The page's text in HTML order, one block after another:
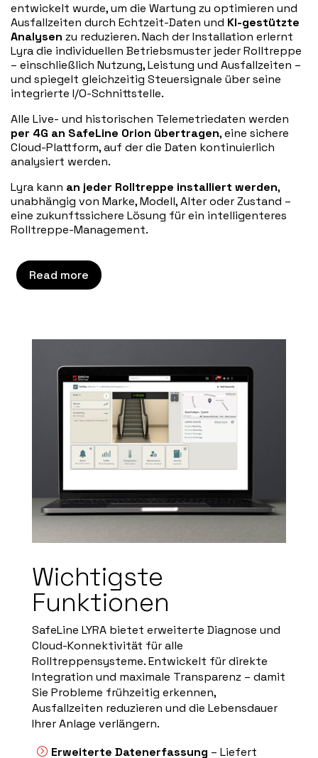
entwickelt wurde, um die Wartung zu optimieren und
Ausfallzeiten durch Echtzeit-Daten und KI-gestützte
Analysen zu reduzieren. Nach der Installation erlernt
Lyra die individuellen Betriebsmuster jeder Rolltreppe
– einschließlich Nutzung, Leistung und Ausfallzeiten –
und spiegelt gleichzeitig Steuersignale über seine
integrierte I/O-Schnittstelle.
Alle Live- und historischen Telemetriedaten werden
per 4G an SafeLine Orion übertragen, eine sichere
Cloud-Plattform, auf der die Daten kontinuierlich
analysiert werden.
Lyra kann an jeder Rolltreppe installiert werden,
unabhängig von Marke, Modell, Alter oder Zustand –
eine zukunftssichere Lösung für ein intelligenteres
Rolltreppe-Management.
Read more
Wichtigste
Funktionen
SafeLine LYRA bietet erweiterte Diagnose und
Cloud-Konnektivität für alle
Rolltreppensysteme. Entwickelt für direkte
Integration und maximale Transparenz – damit
Sie Probleme frühzeitig erkennen,
Ausfallzeiten reduzieren und die Lebensdauer
Ihrer Anlage verlängern.
Erweiterte Datenerfassung – Liefert